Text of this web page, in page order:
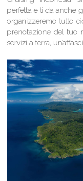
perfetta e ti da anche
organizzeremo tutto
prenotazione del tuo
servizi a terra,